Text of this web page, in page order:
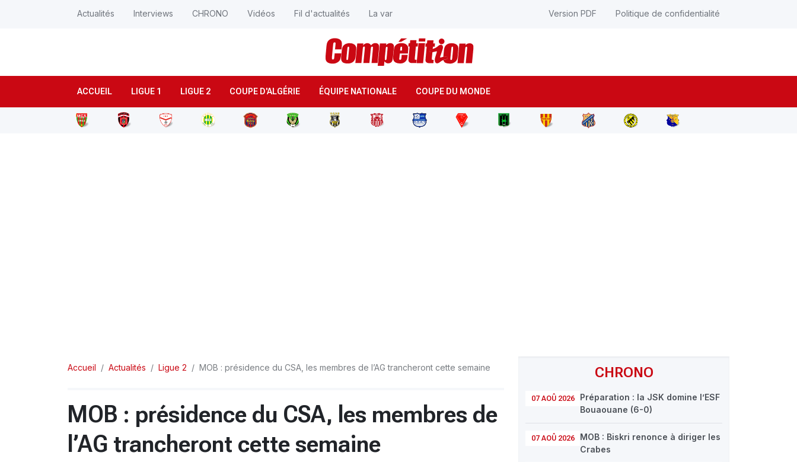
ACCUEIL LIGUE 1 LIGUE 2 COUPE D'ALGÉRIE ÉQUIPE NATIONALE COUPE DU MONDE
Actualités Interviews CHRONO Vidéos Fil d'actualités La var Version PDF Politique de confidentialité
CHRONO
07 AOÛ 2026
Préparation : la JSK domine l’ESF
Bouaouane (6-0)
07 AOÛ 2026
MOB : Biskri renonce à diriger les
Crabes
Accueil Actualités Ligue 2 MOB : présidence du CSA, les membres de l’AG trancheront cette semaine
MOB : présidence du CSA, les membres de
l’AG trancheront cette semaine